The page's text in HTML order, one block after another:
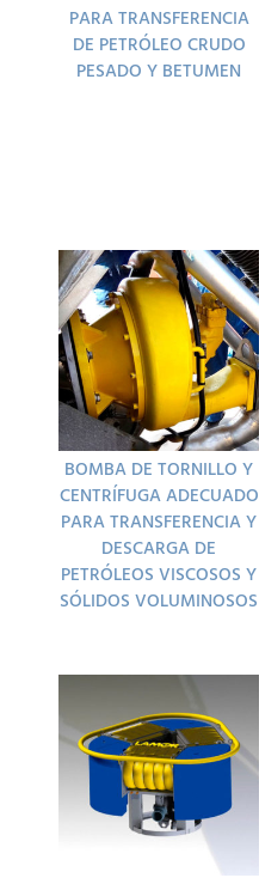
PARA TRANSFERENCIA
DE PETRÓLEO CRUDO
PESADO Y BETUMEN
BOMBA DE TORNILLO Y
CENTRÍFUGA ADECUADO
PARA TRANSFERENCIA Y
DESCARGA DE
PETRÓLEOS VISCOSOS Y
SÓLIDOS VOLUMINOSOS